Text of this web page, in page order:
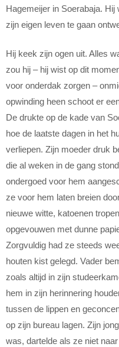
Hagemeijer in Soerabaja.
zijn eigen leven te gaan
Hij keek zijn ogen uit. Alles
zou hij – hij wist op dit
voor onderdak zorgen –
opwinding heen schoot er
De drukte op de kade van
hoe de laatste dagen in het
verliepen. Zijn moeder druk
die al weken in de gang
ondergoed voor hem
ze voor hem laten breien
nieuwe witte, katoenen
opgevouwen met dunne
Zorgvuldig had ze steeds
houten kist gelegd. Vader
zoals altijd in zijn
hem in zijn herinnering
tussen de lippen en
op zijn bureau lagen. Zijn
was, dartelde als ze niet